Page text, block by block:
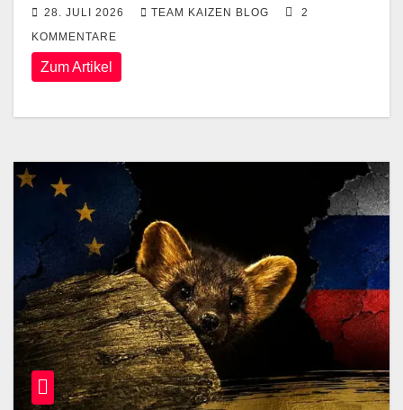
28. JULI 2026 TEAM KAIZEN BLOG
2
KOMMENTARE
Zum Artikel